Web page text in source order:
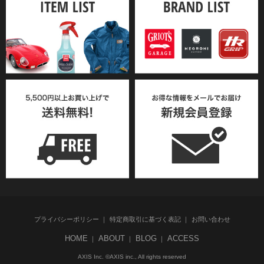
プライバシーポリシー 特定商取引に基づく表記 お問い合わせ
HOME ABOUT BLOG ACCESS
AXIS Inc. ©AXIS inc., All rights reserved